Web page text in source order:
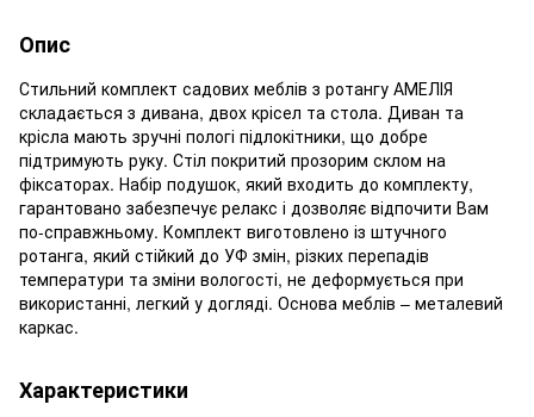
Опис
Стильний комплект садових меблів з ротангу АМЕЛІЯ
складається з дивана, двох крісел та стола. Диван та
крісла мають зручні пологі підлокітники, що добре
підтримують руку. Стіл покритий прозорим склом на
фіксаторах. Набір подушок, який входить до комплекту,
гарантовано забезпечує релакс і дозволяє відпочити Вам
по-справжньому. Комплект виготовлено із штучного
ротанга, який стійкий до УФ змін, різких перепадів
температури та зміни вологості, не деформується при
використанні, легкий у догляді. Основа меблів – металевий
каркас.
Характеристики